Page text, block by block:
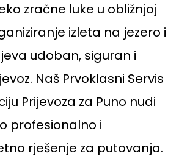
zračne luke u obližnjoj
izleta na jezero i
udoban, siguran i
Naš Prvoklasni Servis
Prijevoza za Puno nudi
profesionalno i
rješenje za putovanja.